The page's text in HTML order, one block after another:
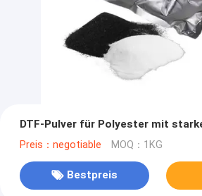
DTF-Pulver für Polyester mit
Preis：negotiable MOQ：1KG
Bestpreis